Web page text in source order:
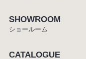
SHOWROOM
ショールーム
CATALOGUE